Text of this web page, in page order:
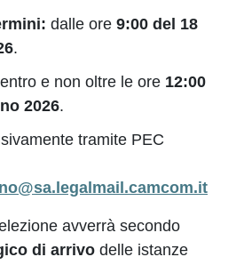
dalle ore 9:00 del 18
.
entro e non oltre le ore 12:00
2026.
tramite PEC
avverrà secondo
di arrivo delle istanze